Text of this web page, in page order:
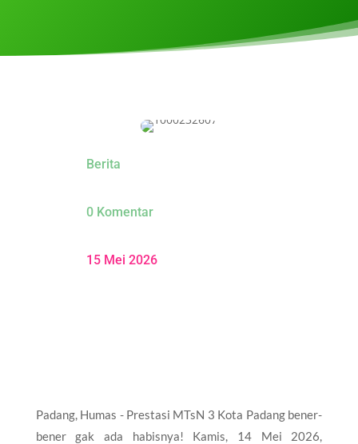
Berita
0 Komentar
15 Mei 2026
Padang, Humas - Prestasi MTsN 3 Kota Padang bener-
bener gak ada habisnya! Kamis, 14 Mei 2026,